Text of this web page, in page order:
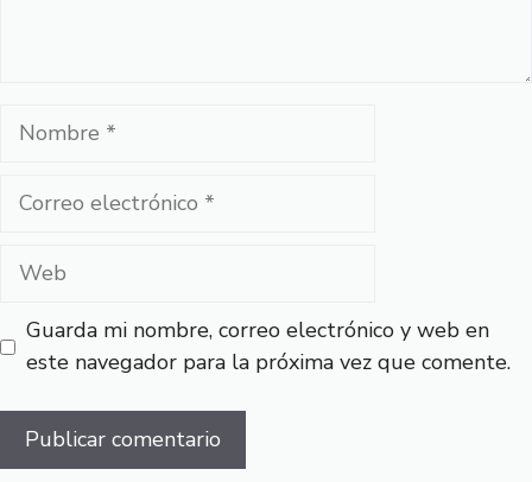
Nombre
Correo
Web
Guarda mi nombre, correo electrónico y web en
este navegador para la próxima vez que comente.